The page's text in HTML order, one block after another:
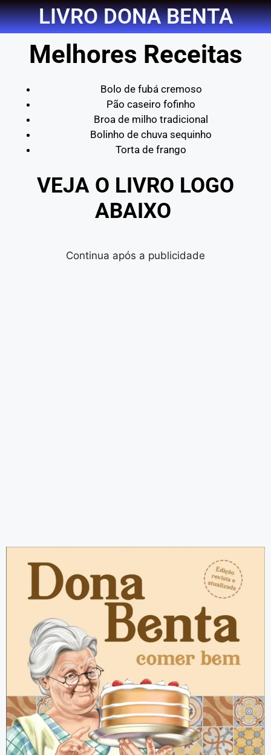
LIVRO DONA BENTA
Melhores Receitas
Bolo de fubá cremoso
Pão caseiro fofinho
Broa de milho tradicional
Bolinho de chuva sequinho
Torta de frango
VEJA O LIVRO LOGO
ABAIXO
Continua após a publicidade